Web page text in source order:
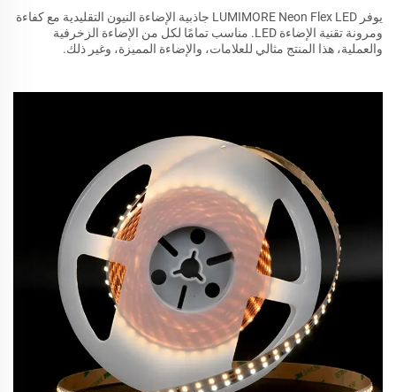
يوفر LUMIMORE Neon Flex LED جاذبية الإضاءة النيون التقليدية مع كفاءة
ومرونة تقنية الإضاءة LED. مناسب تمامًا لكل من الإضاءة الزخرفية
والعملية، هذا المنتج مثالي للعلامات، والإضاءة المميزة، وغير ذلك.